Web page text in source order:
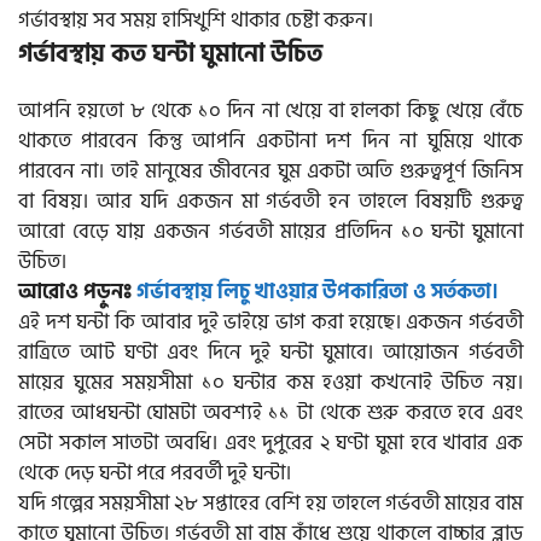
গর্ভাবস্থায় সব সময় হাসিখুশি থাকার চেষ্টা করুন।
গর্ভাবস্থায় কত ঘন্টা ঘুমানো উচিত
আপনি হয়তো ৮ থেকে ১০ দিন না খেয়ে বা হালকা কিছু খেয়ে বেঁচে
থাকতে পারবেন কিন্তু আপনি একটানা দশ দিন না ঘুমিয়ে থাকে
পারবেন না। তাই মানুষের জীবনের ঘুম একটা অতি গুরুত্বপূর্ণ জিনিস
বা বিষয়। আর যদি একজন মা গর্ভবতী হন তাহলে বিষয়টি গুরুত্ব
আরো বেড়ে যায় একজন গর্ভবতী মায়ের প্রতিদিন ১০ ঘন্টা ঘুমানো
উচিত।
আরোও পড়ুনঃগর্ভাবস্থায় লিচু খাওয়ার উপকারিতা ও সর্তকতা।
এই দশ ঘন্টা কি আবার দুই ভাইয়ে ভাগ করা হয়েছে। একজন গর্ভবতী
রাত্রিতে আট ঘণ্টা এবং দিনে দুই ঘন্টা ঘুমাবে। আয়োজন গর্ভবতী
মায়ের ঘুমের সময়সীমা ১০ ঘন্টার কম হওয়া কখনোই উচিত নয়।
রাতের আধঘন্টা ঘোমটা অবশ্যই ১১ টা থেকে শুরু করতে হবে এবং
সেটা সকাল সাতটা অবধি। এবং দুপুরের ২ ঘণ্টা ঘুমা হবে খাবার এক
থেকে দেড় ঘন্টা পরে পরবর্তী দুই ঘন্টা।
যদি গল্পের সময়সীমা ২৮ সপ্তাহের বেশি হয় তাহলে গর্ভবতী মায়ের বাম
কাতে ঘুমানো উচিত। গর্ভবতী মা বাম কাঁধে শুয়ে থাকলে বাচ্চার ব্লাড